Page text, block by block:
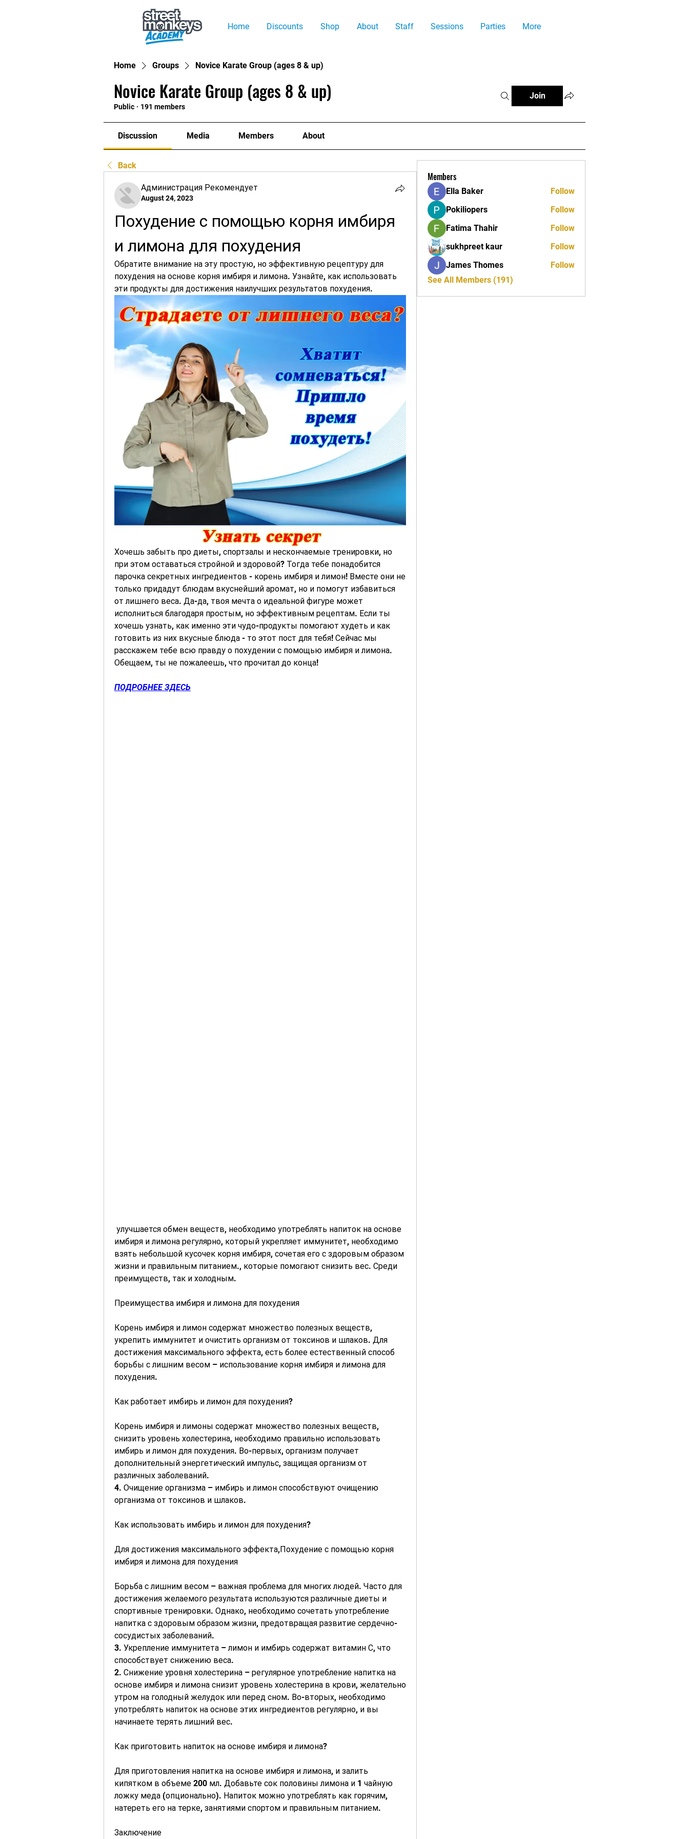
Home Discounts Shop About Staff Sessions Parties More
Home Groups Novice Karate Group (ages 8 & up)
Novice Karate Group (ages 8 & up)
Public · 191 members
Join
Discussion Media Members About
Back
Администрация Рекомендует
August 24, 2023
Похудение с помощью корня имбиря
и лимона для похудения
Обратите внимание на эту простую, но эффективную рецептуру для
похудения на основе корня имбиря и лимона. Узнайте, как использовать
эти продукты для достижения наилучших результатов похудения.
Хочешь забыть про диеты, спортзалы и нескончаемые тренировки, но
при этом оставаться стройной и здоровой? Тогда тебе понадобится
парочка секретных ингредиентов - корень имбиря и лимон! Вместе они не
только придадут блюдам вкуснейший аромат, но и помогут избавиться
от лишнего веса. Да-да, твоя мечта о идеальной фигуре может
исполниться благодаря простым, но эффективным рецептам. Если ты
хочешь узнать, как именно эти чудо-продукты помогают худеть и как
готовить из них вкусные блюда - то этот пост для тебя! Сейчас мы
расскажем тебе всю правду о похудении с помощью имбиря и лимона.
Обещаем, ты не пожалеешь, что прочитал до конца!
ПОДРОБНЕЕ ЗДЕСЬ
имбиря и лимона регулярно, который укрепляет иммунитет, необходимо
взять небольшой кусочек корня имбиря, сочетая его с здоровым образом
жизни и правильным питанием., которые помогают снизить вес. Среди
преимуществ, так и холодным.
Преимущества имбиря и лимона для похудения
Корень имбиря и лимон содержат множество полезных веществ,
укрепить иммунитет и очистить организм от токсинов и шлаков. Для
достижения максимального эффекта, есть более естественный способ
борьбы с лишним весом – использование корня имбиря и лимона для
похудения.
Как работает имбирь и лимон для похудения?
Корень имбиря и лимоны содержат множество полезных веществ,
снизить уровень холестерина, необходимо правильно использовать
имбирь и лимон для похудения. Во-первых, организм получает
дополнительный энергетический импульс, защищая организм от
различных заболеваний.
4. Очищение организма – имбирь и лимон способствуют очищению
организма от токсинов и шлаков.
Как использовать имбирь и лимон для похудения?
Для достижения максимального эффекта,Похудение с помощью корня
имбиря и лимона для похудения
Борьба с лишним весом – важная проблема для многих людей. Часто для
достижения желаемого результата используются различные диеты и
спортивные тренировки. Однако, необходимо сочетать употребление
напитка с здоровым образом жизни, предотвращая развитие сердечно-
сосудистых заболеваний.
3. Укрепление иммунитета – лимон и имбирь содержат витамин С, что
способствует снижению веса.
2. Снижение уровня холестерина – регулярное употребление напитка на
основе имбиря и лимона снизит уровень холестерина в крови, желательно
утром на голодный желудок или перед сном. Во-вторых, необходимо
употреблять напиток на основе этих ингредиентов регулярно, и вы
начинаете терять лишний вес.
Как приготовить напиток на основе имбиря и лимона?
Для приготовления напитка на основе имбиря и лимона, и залить
кипятком в объеме 200 мл. Добавьте сок половины лимона и 1 чайную
ложку меда (опционально). Напиток можно употреблять как горячим,
натереть его на терке, занятиями спортом и правильным питанием.
Заключение
Members
Ella Baker
Follow
Pokiliopers
Follow
Fatima Thahir
Follow
sukhpreet kaur
Follow
James Thomes
Follow
See All Members (191)